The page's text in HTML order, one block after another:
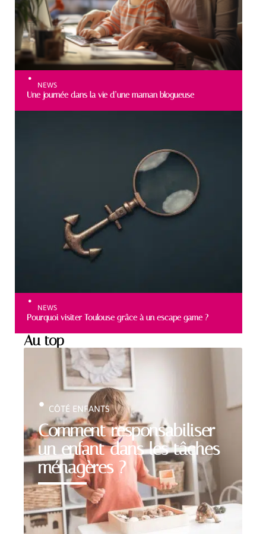
NEWS
Une journée dans la vie d’une maman blogueuse
NEWS
Pourquoi visiter Toulouse grâce à un escape game ?
Au top
Comment responsabiliser
un enfant dans les tâches
ménagères ?
CÔTÉ ENFANTS